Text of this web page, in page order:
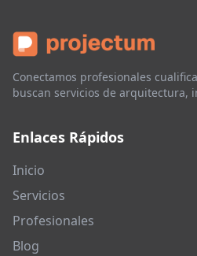
Conectamos profesionales
buscan servicios de arquitectura,
Enlaces Rápidos
Inicio
Servicios
Profesionales
Blog